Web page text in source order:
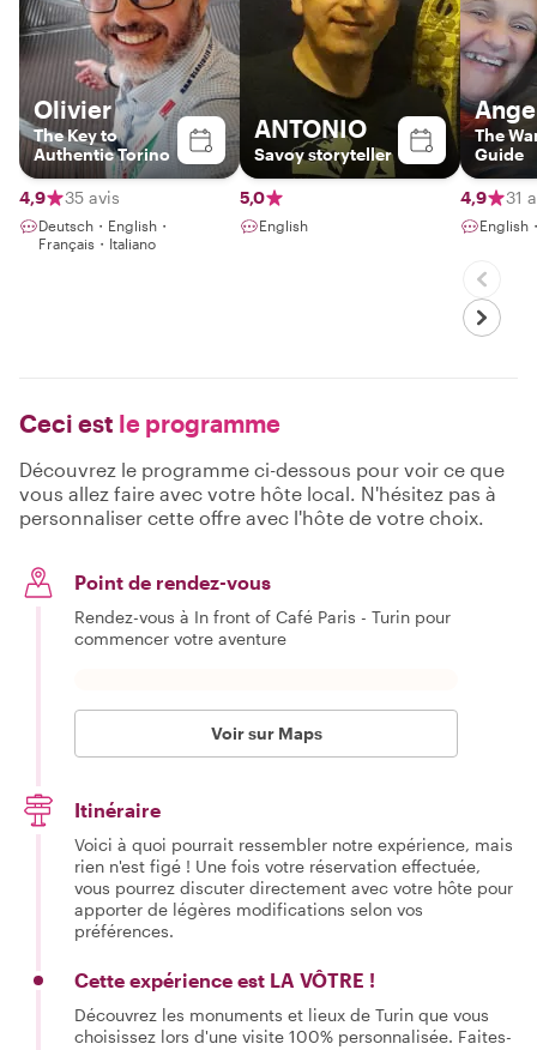
Olivier
The Key to
Authentic Torino
4,9 35 avis
Deutsch・English・
Français・Italiano
ANTONIO
Savoy storyteller
5,0
English
The
Guide
4,9 31
English
Ceci est le programme
Découvrez le programme ci-dessous pour voir ce que
vous allez faire avec votre hôte local. N'hésitez pas à
personnaliser cette offre avec l'hôte de votre choix.
Point de rendez-vous
Rendez-vous à In front of Café Paris - Turin pour
commencer votre aventure
Voir sur Maps
Itinéraire
Voici à quoi pourrait ressembler notre expérience, mais
rien n'est figé ! Une fois votre réservation effectuée,
vous pourrez discuter directement avec votre hôte pour
apporter de légères modifications selon vos
préférences.
Cette expérience est LA VÔTRE !
Découvrez les monuments et lieux de Turin que vous
choisissez lors d'une visite 100% personnalisée. Faites-